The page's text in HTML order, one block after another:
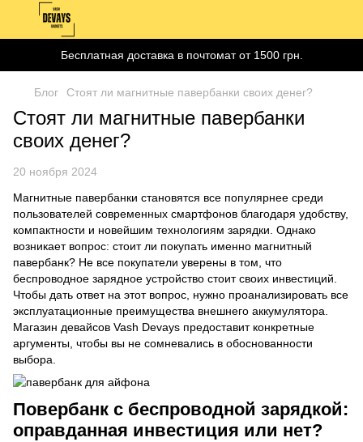
Бесплатная доставка в почтомат от 1500 грн.
Блог Стоят ли магнитные павербанки своих денег?
Стоят ли магнитные павербанки
своих денег?
20 ноября 2024
Магнитные павербанки становятся все популярнее среди
пользователей современных смартфонов благодаря удобству,
компактности и новейшим технологиям зарядки. Однако
возникает вопрос: стоит ли покупать именно магнитный
павербанк? Не все покупатели уверены в том, что
беспроводное зарядное устройство стоит своих инвестиций.
Чтобы дать ответ на этот вопрос, нужно проанализировать все
эксплуатационные преимущества внешнего аккумулятора.
Магазин девайсов Vash Devays предоставит конкретные
аргументы, чтобы вы не сомневались в обоснованности
выбора.
Повербанк с беспроводной зарядкой:
оправданная инвестиция или нет?